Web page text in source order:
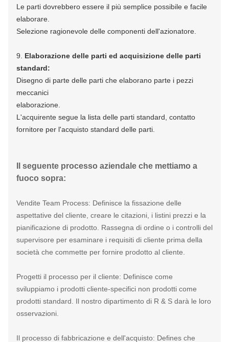
Le parti dovrebbero essere il più semplice possibile e facile
elaborare.
Selezione ragionevole delle componenti dell'azionatore.
9. Elaborazione delle parti ed acquisizione delle parti
standard:
Disegno di parte delle parti che elaborano parte i pezzi
meccanici
elaborazione.
L'acquirente segue la lista delle parti standard, contatto
fornitore per l'acquisto standard delle parti.
Il seguente processo aziendale che mettiamo a
fuoco sopra:
Vendite Team Process: Definisce la fissazione delle
aspettative del cliente, creare le citazioni, i listini prezzi e la
pianificazione di prodotto. Rassegna di ordine o i controlli del
supervisore per esaminare i requisiti di cliente prima della
società che commette per fornire prodotto al cliente.
Progetti il processo per il cliente: Definisce come
sviluppiamo i prodotti cliente-specifici non prodotti come
prodotti standard. Il nostro dipartimento di R & S darà le loro
osservazioni.
Il processo di fabbricazione e dell'acquisto: Defines che